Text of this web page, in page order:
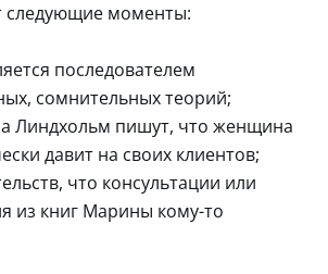
следующие моменты:
последователем
сомнительных теорий;
Линдхольм пишут, что женщина
давит на своих клиентов;
что консультации или
из книг Марины кому-то